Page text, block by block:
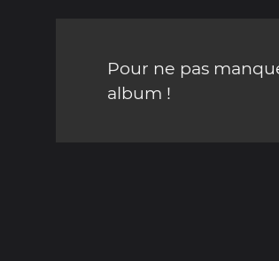
Pour ne pas
album !